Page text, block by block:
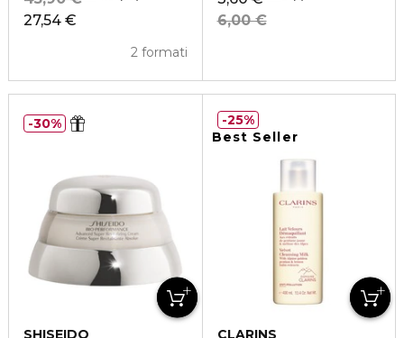
27,54 €
2 formati
6,00 €
SHISEIDO
30%
Best Seller
CLARINS
25%